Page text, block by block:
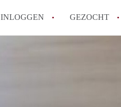
INLOGGEN GEZOCHT
Wat is de
Berekent Kamer-Delft